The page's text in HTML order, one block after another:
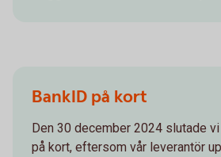
BankID på kort
Den 30 december 2024 slutade
på kort, eftersom vår leverantör